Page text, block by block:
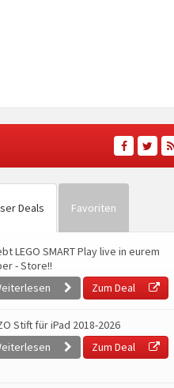
Deals Favoriten
LEGO SMART Play live in eurem
- Store!!
Zum Deal
Stift für iPad 2018-2026
Zum Deal